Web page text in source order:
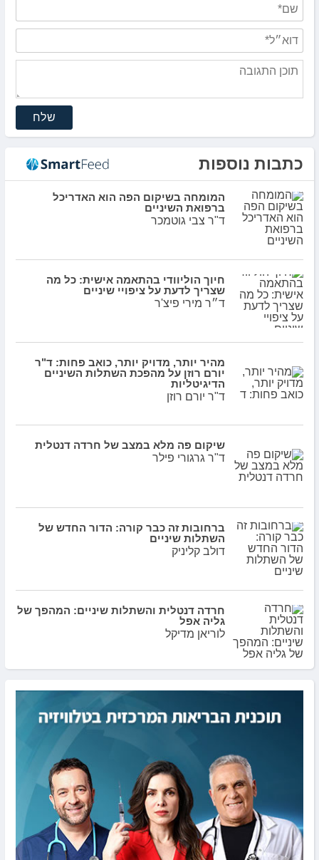
שלח
כתבות נוספות
המומחה בשיקום הפה הוא האדריכל
ברפואת השיניים
ד"ר צבי גוטמכר
חיוך הוליוודי בהתאמה אישית: כל מה
שצריך לדעת על ציפויי שיניים
ד״ר מירי פיצ'ר
מהיר יותר, מדויק יותר, כואב פחות: ד"ר
יורם רוזן על מהפכת השתלות השיניים
הדיגיטליות
ד"ר יורם רוזן
שיקום פה מלא במצב של חרדה דנטלית
ד"ר גרגורי פילר
ברחובות זה כבר קורה: הדור החדש של
השתלות שיניים
דולב קליניק
חרדה דנטלית והשתלות שיניים: המהפך של
גליה אפל
לוריאן מדיקל